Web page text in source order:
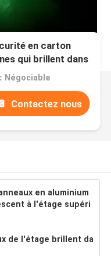
en carton
qui brillent dans
Négociable
Contactez nous
en aluminium
à l'étage supéri
de l'étage brillent da